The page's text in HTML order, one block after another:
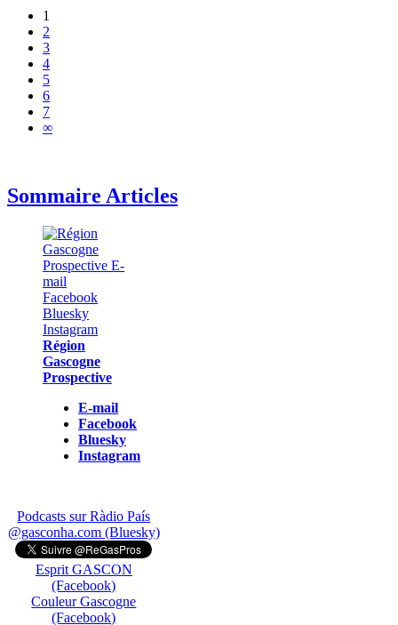
1
2
3
4
5
6
7
∞
Sommaire Articles
Région
Gascogne
Prospective
E-mail
Facebook
Bluesky
Instagram
Podcasts sur Ràdio País
@gasconha.com (Bluesky)
Esprit GASCON
(Facebook)
Couleur Gascogne
(Facebook)